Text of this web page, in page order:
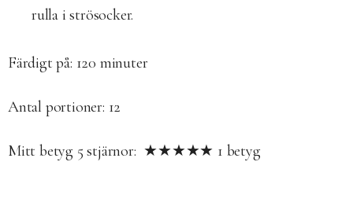
rulla i strösocker.
Färdigt på: 120 minuter
Antal portioner: 12
Mitt betyg 5stjärnor: ★★★★★ 1 betyg